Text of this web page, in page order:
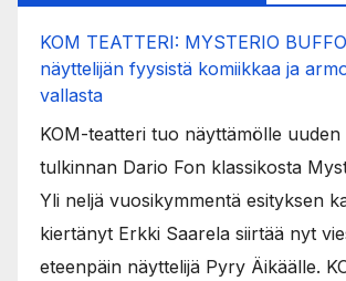
KOM TEATTERI: MYSTERIO
näyttelijän fyysistä komiikkaa ja
vallasta
KOM-teatteri tuo näyttämölle uuden
tulkinnan Dario Fon klassikosta
Yli neljä vuosikymmentä esityksen
kiertänyt Erkki Saarela siirtää nyt
eteenpäin näyttelijä Pyry Äikäälle.